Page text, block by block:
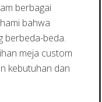
berbagai
bahwa
berbeda-beda.
meja custom
kebutuhan dan